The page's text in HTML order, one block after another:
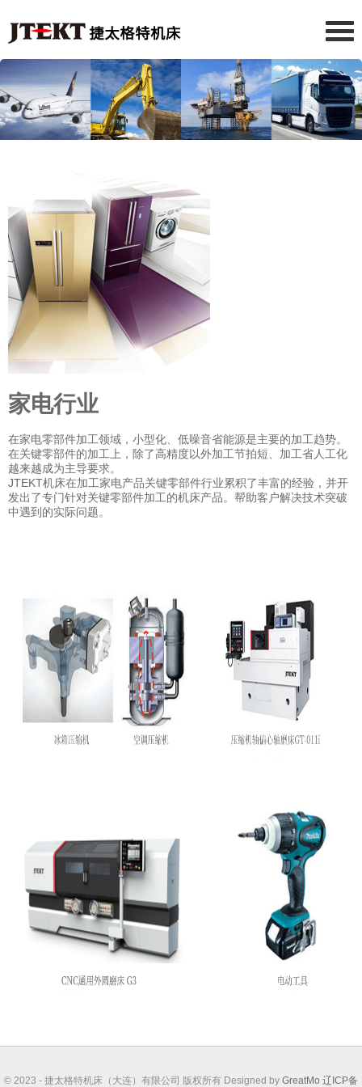
家电行业
在家电零部件加工领域，小型化、低噪音省能源是主要的加工趋势。
在关键零部件的加工上，除了高精度以外加工节拍短、加工省人工化
越来越成为主导要求。
JTEKT机床在加工家电产品关键零部件行业累积了丰富的经验，并开
发出了专门针对关键零部件加工的机床产品。帮助客户解决技术突破
中遇到的实际问题。
© 2023 - 捷太格特机床（大连）有限公司 版权所有 Designed by GreatMo 辽ICP备